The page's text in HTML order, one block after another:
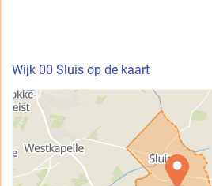
Wijk 00 Sluis op de kaart